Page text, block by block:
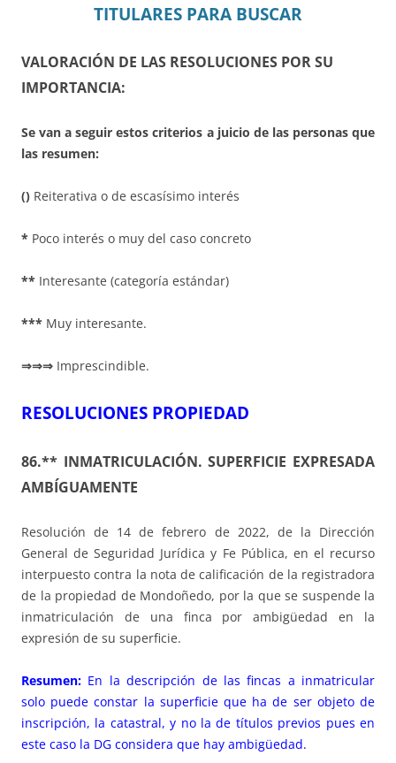
TITULARES PARA BUSCAR
VALORACIÓN DE LAS RESOLUCIONES POR SU
IMPORTANCIA:
Se van a seguir estos criterios a juicio de las personas que
las resumen:
() Reiterativa o de escasísimo interés
* Poco interés o muy del caso concreto
** Interesante (categoría estándar)
*** Muy interesante.
⇒⇒⇒ Imprescindible.
RESOLUCIONES PROPIEDAD
86.** INMATRICULACIÓN. SUPERFICIE EXPRESADA
AMBÍGUAMENTE
Resolución de 14 de febrero de 2022, de la Dirección
General de Seguridad Jurídica y Fe Pública, en el recurso
interpuesto contra la nota de calificación de la registradora
de la propiedad de Mondoñedo, por la que se suspende la
inmatriculación de una finca por ambigüedad en la
expresión de su superficie.
Resumen: En la descripción de las fincas a inmatricular
solo puede constar la superficie que ha de ser objeto de
inscripción, la catastral, y no la de títulos previos pues en
este caso la DG considera que hay ambigüedad.